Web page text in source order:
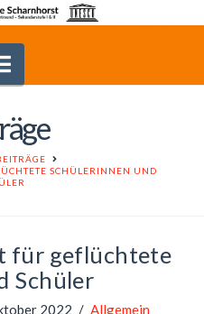
Navigation
SCHÜLERINNEN UND
für geflüchtete
Schüler
2022 Allgemein